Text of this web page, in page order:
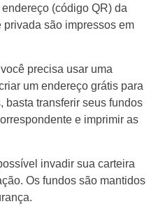
(código QR) da
são impressos em
precisa usar uma
um endereço grátis para
basta transferir seus fundos
e imprimir as
invadir sua carteira
Os fundos são mantidos